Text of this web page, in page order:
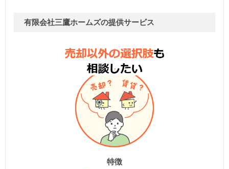
有限会社三鷹ホームズの提供サービス
特徴